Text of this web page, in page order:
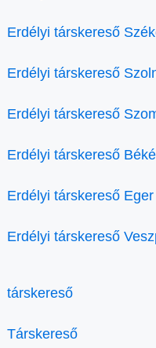
Erdélyi társkereső
Erdélyi társkereső
Erdélyi társkereső
Erdélyi társkereső
Erdélyi társkereső Eger
Erdélyi társkereső
társkereső
Társkereső